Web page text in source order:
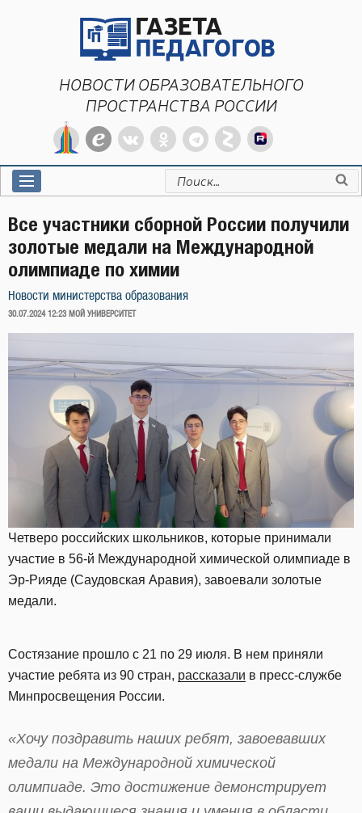
НОВОСТИ ОБРАЗОВАТЕЛЬНОГО
ПРОСТРАНСТВА РОССИИ
Искать:
Все участники сборной России получили
золотые медали на Международной
олимпиаде по химии
Новости министерства образования
ОПУБЛИКОВАНО
30.07.2024 12:23 МОЙ УНИВЕРСИТЕТ
Четверо российских школьников, которые принимали
участие в 56-й Международной химической олимпиаде в
Эр-Рияде (Саудовская Аравия), завоевали золотые
медали.
Состязание прошло с 21 по 29 июля. В нем приняли
участие ребята из 90 стран, рассказали в пресс-службе
Минпросвещения России.
«Хочу поздравить наших ребят, завоевавших
медали на Международной химической
олимпиаде. Это достижение демонстрирует